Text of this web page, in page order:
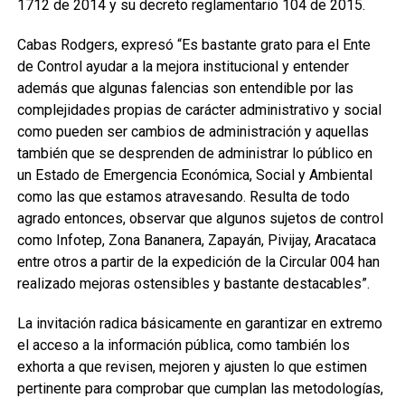
1712 de 2014 y su decreto reglamentario 104 de 2015.
Cabas Rodgers, expresó “Es bastante grato para el Ente
de Control ayudar a la mejora institucional y entender
además que algunas falencias son entendible por las
complejidades propias de carácter administrativo y social
como pueden ser cambios de administración y aquellas
también que se desprenden de administrar lo público en
un Estado de Emergencia Económica, Social y Ambiental
como las que estamos atravesando. Resulta de todo
agrado entonces, observar que algunos sujetos de control
como Infotep, Zona Bananera, Zapayán, Pivijay, Aracataca
entre otros a partir de la expedición de la Circular 004 han
realizado mejoras ostensibles y bastante destacables”.
La invitación radica básicamente en garantizar en extremo
el acceso a la información pública, como también los
exhorta a que revisen, mejoren y ajusten lo que estimen
pertinente para comprobar que cumplan las metodologías,